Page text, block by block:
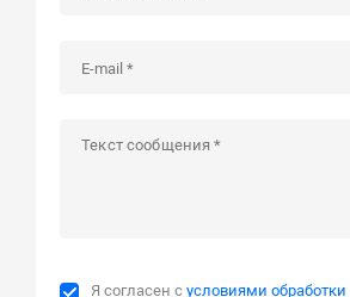
Я согласен сусловиями обработки